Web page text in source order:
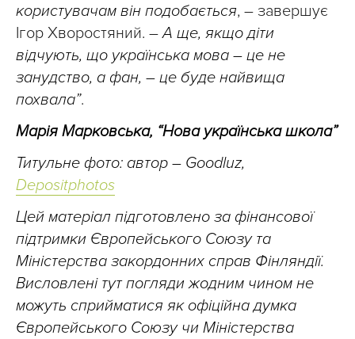
користувачам він подобається, – завершує
Ігор Хворостяний. –А ще, якщо діти
відчують, що українська мова – це не
занудство, а фан, – це буде найвища
похвала”.
Марія Марковська, “Нова українська школа”
Титульне фото: автор – Goodluz,
Depositphotos
Цей матеріал підготовлено за фінансової
підтримки Європейського Союзу та
Міністерства закордонних справ Фінляндії.
Висловлені тут погляди жодним чином не
можуть сприйматися як офіційна думка
Європейського Союзу чи Міністерства